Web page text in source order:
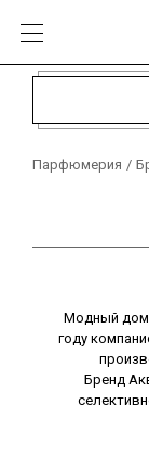
Парфюмерия /
Модный дом
году
Бренд